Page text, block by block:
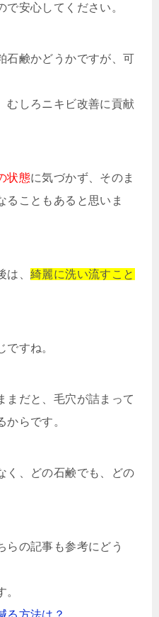
で安心してください。
石鹸かどうかですが、可
むしろニキビ改善に貢献
状態に気づかず、そのま
ることもあると思いま
、 綺麗に洗い流すこと
ですね。
まだと、毛穴が詰まって
らです。
く、どの石鹸でも、どの
らの記事も参考にどう
。
る方法は？